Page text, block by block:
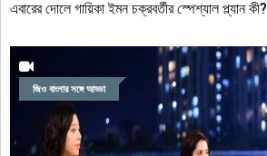
এবারের দোলে গায়িকা ইমন চক্রবর্তীর স্পেশ্যাল প্ল্যান কী?
জিও বাংলার সঙ্গে আড্ডা